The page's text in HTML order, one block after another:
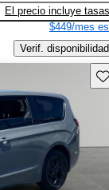
El precio incluye tasas
$449/mes
Verif. disponibilidad